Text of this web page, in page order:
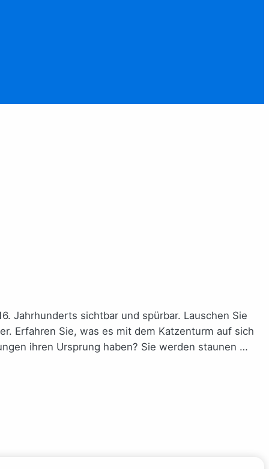
Jahrhunderts sichtbar und spürbar. Lauschen Sie
Erfahren Sie, was es mit dem Katzenturm auf sich
ihren Ursprung haben? Sie werden staunen …